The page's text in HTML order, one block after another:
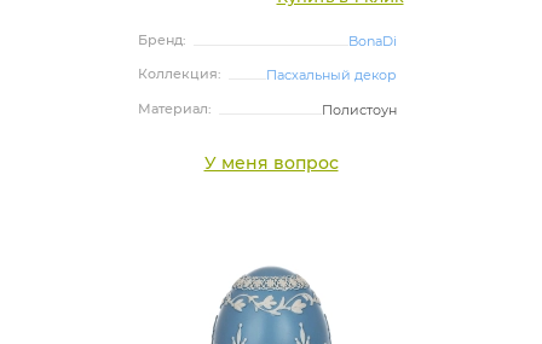
Бренд:
BonaDi
Коллекция:
Пасхальный декор
Материал:
Полистоун
У меня вопрос